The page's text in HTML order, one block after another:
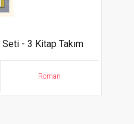
- 3 Kitap Takım
Roman